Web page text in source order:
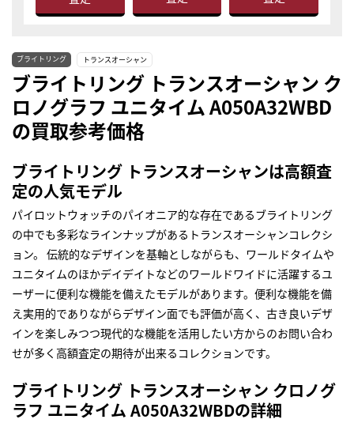
ブライトリング トランスオーシャン
ブライトリング トランスオーシャン ク
ロノグラフ ユニタイム A050A32WBD
の買取参考価格
ブライトリング トランスオーシャンは高額査
定の人気モデル
パイロットウォッチのパイオニア的な存在であるブライトリング
の中でも多彩なラインナップがあるトランスオーシャンコレクシ
ョン。 伝統的なデザインを基軸としながらも、ワールドタイムや
ユニタイムのほかデイデイトなどのワールドワイドに活躍するユ
ーザーに便利な機能を備えたモデルがあります。便利な機能を備
え実用的でありながらデザイン面でも評価が高く、古き良いデザ
インを楽しみつつ現代的な機能を活用したい方からのお問い合わ
せが多く高額査定の期待が出来るコレクションです。
ブライトリング トランスオーシャン クロノグ
ラフ ユニタイム A050A32WBDの詳細